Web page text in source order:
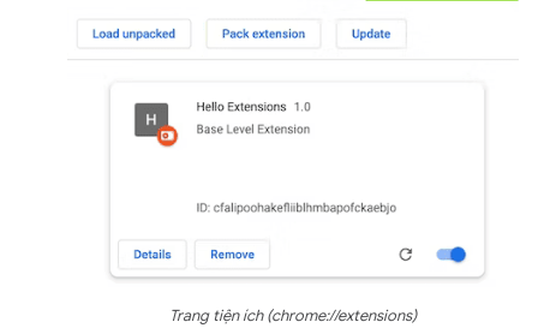
Trang tiện ích (chrome://extensions)